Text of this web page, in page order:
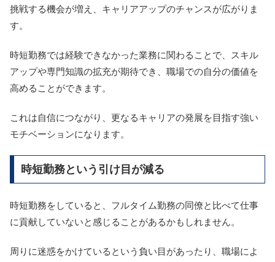
挑戦する機会が増え、キャリアアップのチャンスが広がりま
す。
時短勤務では経験できなかった業務に関わることで、スキル
アップや専門知識の拡充が期待でき、職場での自分の価値を
高めることができます。
これは自信につながり、更なるキャリアの発展を目指す強い
モチベーションになります。
時短勤務という引け目が減る
時短勤務をしていると、フルタイム勤務の同僚と比べて仕事
に貢献していないと感じることがあるかもしれません。
周りに迷惑をかけているという負い目があったり、職場によ